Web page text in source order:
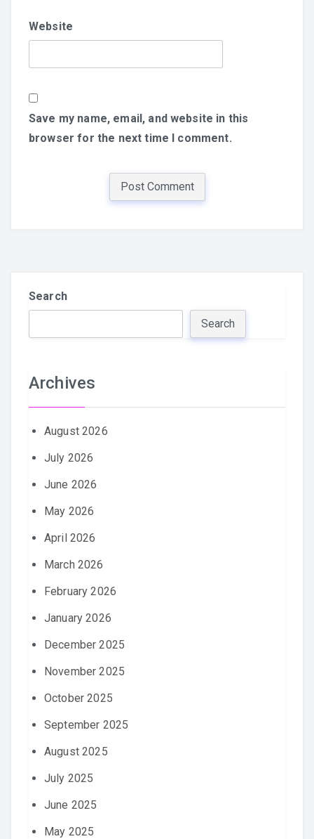
Website
Save my name, email, and website in this
browser for the next time I comment.
Search
Search
Archives
August 2026
July 2026
June 2026
May 2026
April 2026
March 2026
February 2026
January 2026
December 2025
November 2025
October 2025
September 2025
August 2025
July 2025
June 2025
May 2025